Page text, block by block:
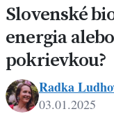
Slovenské
energia
pokrievkou?
Radka
03.01.2025